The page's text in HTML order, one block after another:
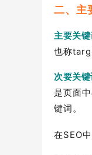
二、主
主要关键
也称
次要关键
是页面
键词。
在SEO